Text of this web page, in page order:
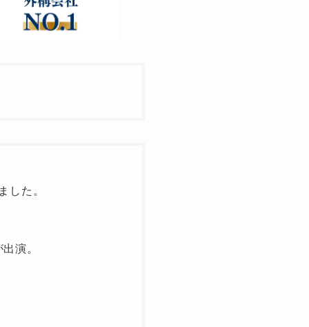
た。
演。